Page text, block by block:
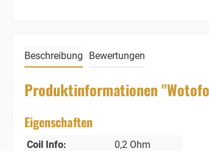
Beschreibung Bewertungen
Produktinformationen
Eigenschaften
Coil Info:
0,2 Ohm